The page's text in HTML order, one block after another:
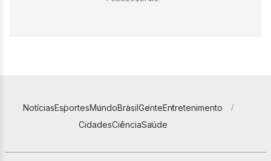
NotíciasEsportesMundoBrasilGenteEntretenimento
CidadesCiênciaSaúde